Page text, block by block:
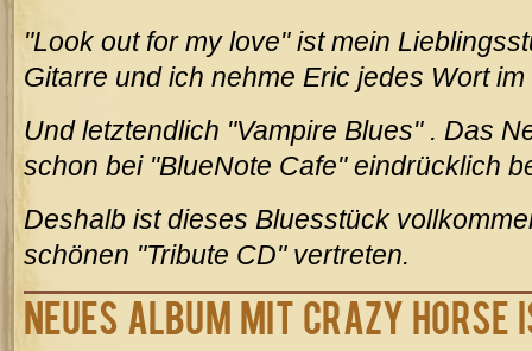
"Look out for my love" ist mein
Gitarre und ich nehme Eric jedes Wort
Und letztendlich "Vampire Blues" . Das
schon bei "BlueNote Cafe" eindrücklich
Deshalb ist dieses Bluesstück
schönen "Tribute CD" vertreten.
Neues Album mit Crazy